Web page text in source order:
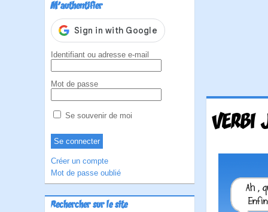
M'authentifier
Identifiant ou adresse e-mail
Mot de passe
Se souvenir de moi
Créer un compte
Mot de passe oublié
Rechercher sur le site
VERBI